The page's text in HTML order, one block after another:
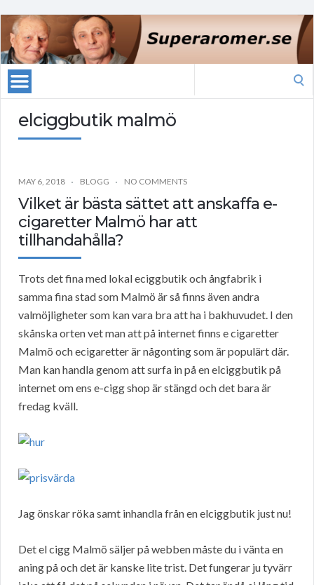
elciggbutik malmö
MAY 6, 2018 BLOGG NO COMMENTS
Vilket är bästa sättet att anskaffa e-
cigaretter Malmö har att
tillhandahålla?
Trots det fina med lokal eciggbutik och ångfabrik i
samma fina stad som Malmö är så finns även andra
valmöjligheter som kan vara bra att ha i bakhuvudet. I den
skånska orten vet man att på internet finns e cigaretter
Malmö och ecigaretter är någonting som är populärt där.
Man kan handla genom att surfa in på en elciggbutik på
internet om ens e-cigg shop är stängd och det bara är
fredag kväll.
Jag önskar röka samt inhandla från en elciggbutik just nu!
Det el cigg Malmö säljer på webben måste du i vänta en
aning på och det är kanske lite trist. Det fungerar ju tyvärr